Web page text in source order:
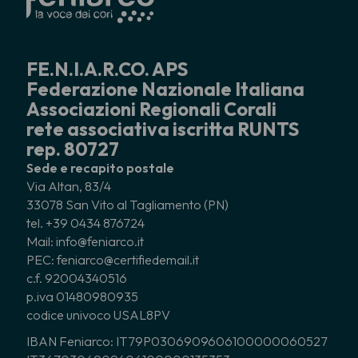
FE.N.I.A.R.CO. APS
Federazione Nazionale Italiana
Associazioni Regionali Corali
rete associativa iscritta RUNTS
rep. 80727
Sede e recapito postale
Via Altan, 83/4
33078 San Vito al Tagliamento (PN)
tel. +39 0434 876724
Mail: info@feniarco.it
PEC: feniarco@certifiedemail.it
c.f. 92004340516
p.iva 01480980935
codice univoco USAL8PV
IBAN Feniarco: IT79P0306909606100000060527